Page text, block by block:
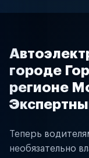
городе
регионе
Теперь
необязательно